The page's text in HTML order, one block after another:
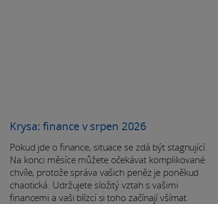
Krysa: finance v srpen 2026
Pokud jde o finance, situace se zdá být stagnující.
Na konci měsíce můžete očekávat komplikované
chvíle, protože správa vašich peněz je poněkud
chaotická. Udržujete složitý vztah s vašimi
financemi a vaši blízcí si toho začínají všímat.